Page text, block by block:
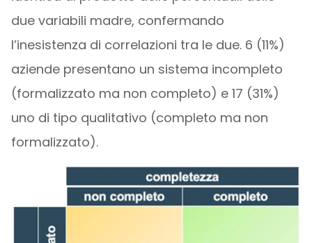
due variabili madre, confermando
l’inesistenza di correlazioni tra le due. 6 (11%)
aziende presentano un sistema incompleto
(formalizzato ma non completo) e 17 (31%)
uno di tipo qualitativo (completo ma non
formalizzato).